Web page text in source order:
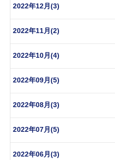
2022年12月(3)
2022年11月(2)
2022年10月(4)
2022年09月(5)
2022年08月(3)
2022年07月(5)
2022年06月(3)